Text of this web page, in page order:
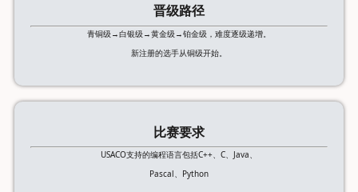
晋级路径
青铜级→白银级→黄金级→铂金级，难度逐级递增。
新注册的选手从铜级开始。
比赛要求
USACO支持的编程语言包括C++、C、Java、
Pascal、Python